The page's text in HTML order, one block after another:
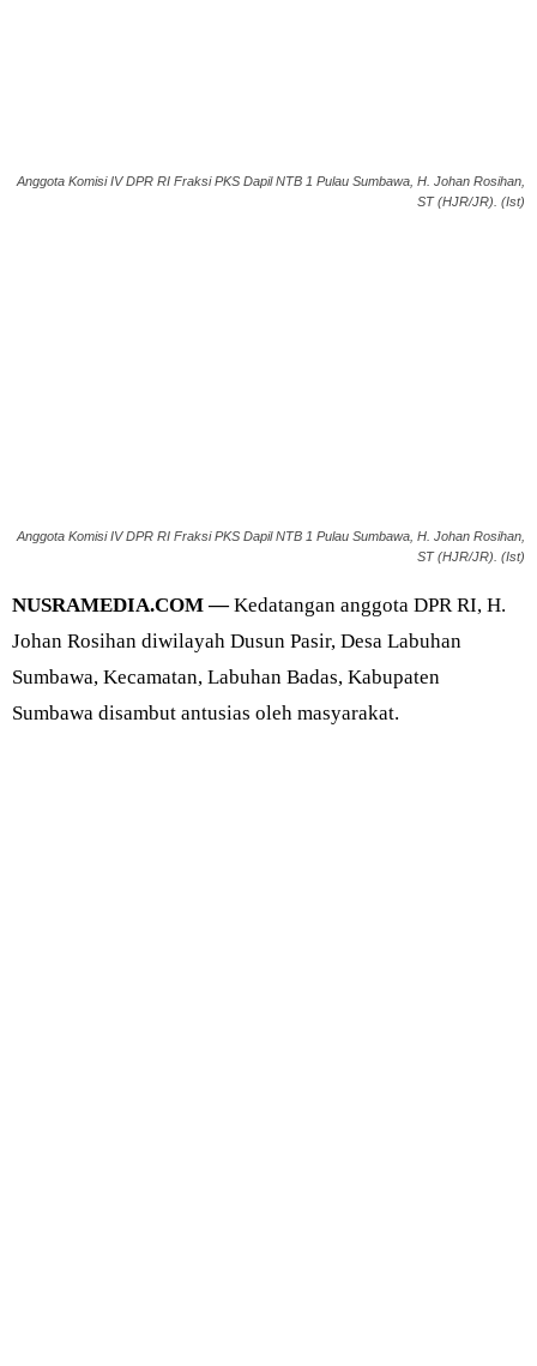
Anggota Komisi IV DPR RI Fraksi PKS Dapil NTB 1 Pulau Sumbawa, H. Johan Rosihan,
ST (HJR/JR). (Ist)
Anggota Komisi IV DPR RI Fraksi PKS Dapil NTB 1 Pulau Sumbawa, H. Johan Rosihan,
ST (HJR/JR). (Ist)
NUSRAMEDIA.COM —Kedatangan anggota DPR RI, H.
Johan Rosihan diwilayah Dusun Pasir, Desa Labuhan
Sumbawa, Kecamatan, Labuhan Badas, Kabupaten
Sumbawa disambut antusias oleh masyarakat.